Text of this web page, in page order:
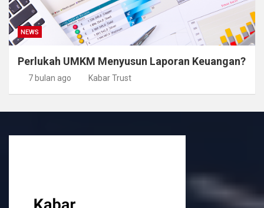
NEWS
Perlukah UMKM Menyusun Laporan Keuangan?
7 bulan ago Kabar Trust